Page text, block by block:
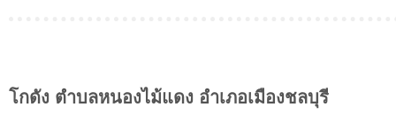
โกดัง ตำบลหนองไม้แดง อำเภอเมืองชลบุรี